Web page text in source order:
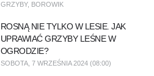
GRZYBY, BOROWIK
ROSNĄ NIE TYLKO W LESIE. JAK
UPRAWIAĆ GRZYBY LEŚNE W
OGRODZIE?
SOBOTA, 7 WRZEŚNIA 2024 (08:00)